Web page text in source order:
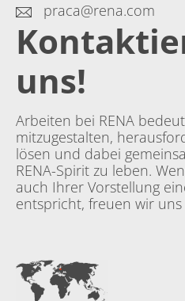
praca@rena.com
uns!
Arbeiten bei RENA
mitzugestalten,
lösen und dabei
RENA-Spirit zu leben.
auch Ihrer Vorstellung
entspricht, freuen wir uns